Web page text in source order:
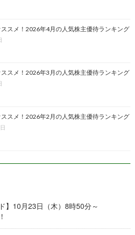
スメ！2026年4月の人気株主優待ランキング
スメ！2026年3月の人気株主優待ランキング
スメ！2026年2月の人気株主優待ランキング
】10月23日（木）8時50分～